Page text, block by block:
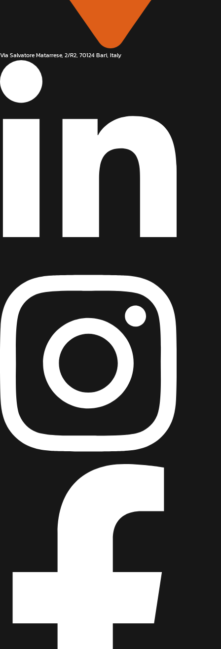
Via Salvatore Matarrese, 2/R2, 70124 Bari, Italy